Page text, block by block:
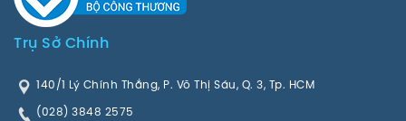
Trụ Sở Chính
140/1 Lý Chính Thắng, P. Võ Thị Sáu, Q. 3, Tp. HCM
(028) 3848 2575